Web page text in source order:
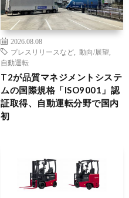
2026.08.08
プレスリリースなど
動向/展望
自動運転
T2が品質マネジメントシステ
ムの国際規格「ISO9001」認
証取得、自動運転分野で国内
初